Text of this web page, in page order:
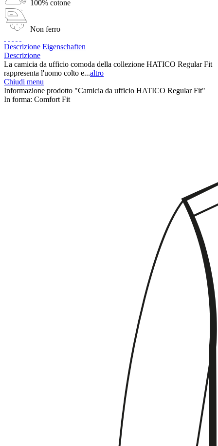
100% cotone
Non ferro
Descrizione Eigenschaften
Descrizione
La camicia da ufficio comoda della collezione HATICO Regular Fit
rappresenta l'uomo colto e...altro
Chiudi menu
Informazione prodotto "Camicia da ufficio HATICO Regular Fit"
In forma: Comfort Fit